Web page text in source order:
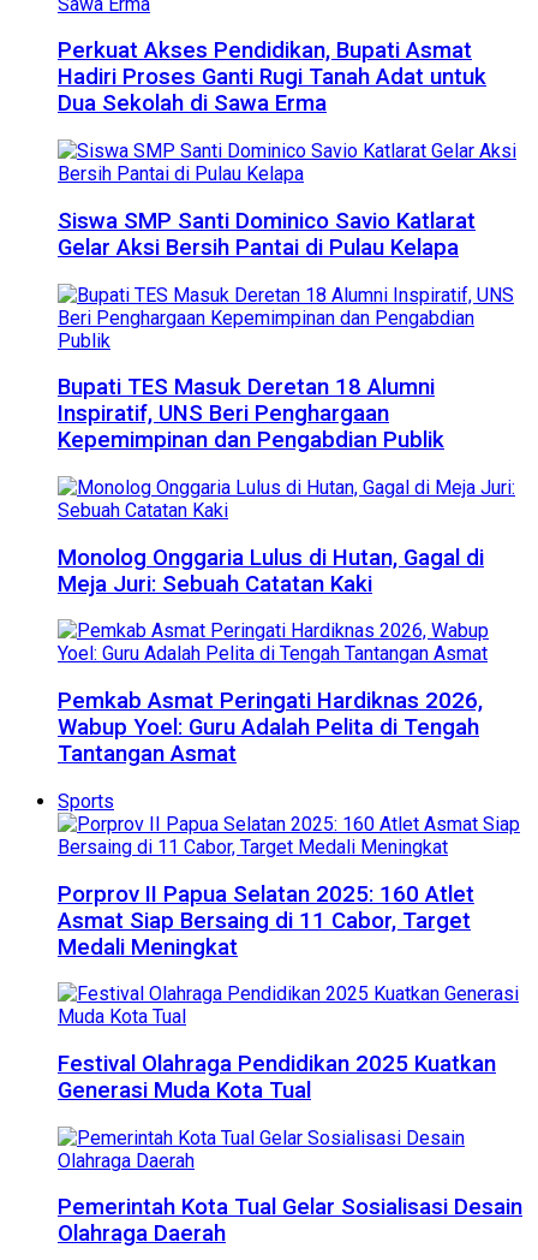
Perkuat Akses Pendidikan, Bupati Asmat
Hadiri Proses Ganti Rugi Tanah Adat untuk
Dua Sekolah di Sawa Erma
Siswa SMP Santi Dominico Savio Katlarat
Gelar Aksi Bersih Pantai di Pulau Kelapa
Bupati TES Masuk Deretan 18 Alumni
Inspiratif, UNS Beri Penghargaan
Kepemimpinan dan Pengabdian Publik
Monolog Onggaria Lulus di Hutan, Gagal di
Meja Juri: Sebuah Catatan Kaki
Pemkab Asmat Peringati Hardiknas 2026,
Wabup Yoel: Guru Adalah Pelita di Tengah
Tantangan Asmat
Sports
Porprov II Papua Selatan 2025: 160 Atlet
Asmat Siap Bersaing di 11 Cabor, Target
Medali Meningkat
Festival Olahraga Pendidikan 2025 Kuatkan
Generasi Muda Kota Tual
Pemerintah Kota Tual Gelar Sosialisasi Desain
Olahraga Daerah